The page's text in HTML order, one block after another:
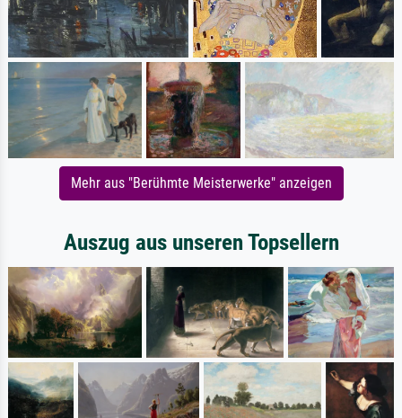
Mehr aus "Berühmte Meisterwerke" anzeigen
Auszug aus unseren Topsellern